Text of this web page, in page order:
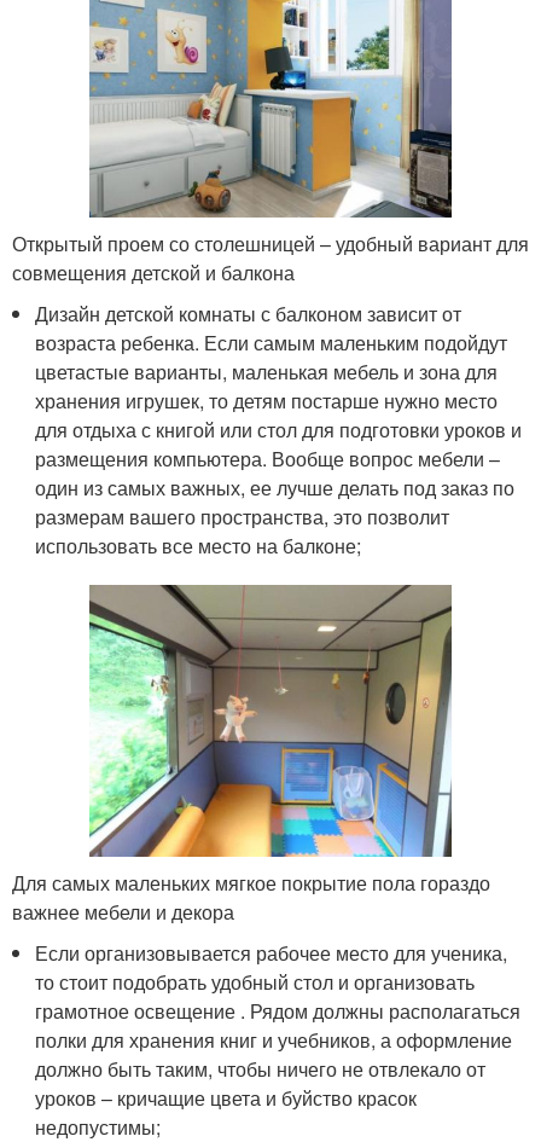
Открытый проем со столешницей – удобный вариант для
совмещения детской и балкона
Дизайн детской комнаты с балконом зависит от
возраста ребенка. Если самым маленьким подойдут
цветастые варианты, маленькая мебель и зона для
хранения игрушек, то детям постарше нужно место
для отдыха с книгой или стол для подготовки уроков и
размещения компьютера. Вообще вопрос мебели –
один из самых важных, ее лучше делать под заказ по
размерам вашего пространства, это позволит
использовать все место на балконе;
Для самых маленьких мягкое покрытие пола гораздо
важнее мебели и декора
Если организовывается рабочее место для ученика,
то стоит подобрать удобный стол и организовать
грамотное освещение . Рядом должны располагаться
полки для хранения книг и учебников, а оформление
должно быть таким, чтобы ничего не отвлекало от
уроков – кричащие цвета и буйство красок
недопустимы;